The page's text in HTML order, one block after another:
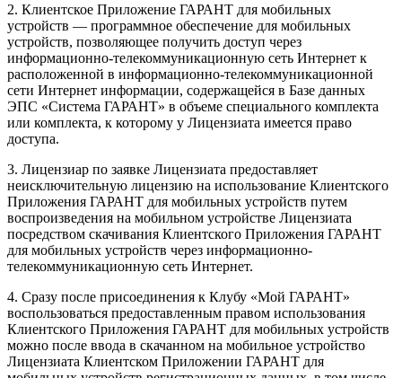
2. Клиентское Приложение ГАРАНТ для мобильных
устройств — программное обеспечение для мобильных
устройств, позволяющее получить доступ через
информационно-телекоммуникационную сеть Интернет к
расположенной в информационно-телекоммуникационной
сети Интернет информации, содержащейся в Базе данных
ЭПС «Система ГАРАНТ» в объеме специального комплекта
или комплекта, к которому у Лицензиата имеется право
доступа.
3. Лицензиар по заявке Лицензиата предоставляет
неисключительную лицензию на использование Клиентского
Приложения ГАРАНТ для мобильных устройств путем
воспроизведения на мобильном устройстве Лицензиата
посредством скачивания Клиентского Приложения ГАРАНТ
для мобильных устройств через информационно-
телекоммуникационную сеть Интернет.
4. Сразу после присоединения к Клубу «Мой ГАРАНТ»
воспользоваться предоставленным правом использования
Клиентского Приложения ГАРАНТ для мобильных устройств
можно после ввода в скачанном на мобильное устройство
Лицензиата Клиентском Приложении ГАРАНТ для